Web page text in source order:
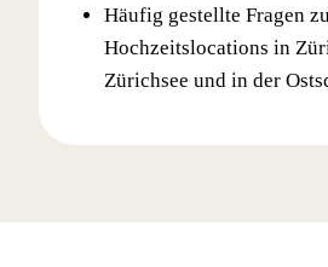
Häufig gestellte Fragen zu
Hochzeitslocations in
Zürichsee und in der